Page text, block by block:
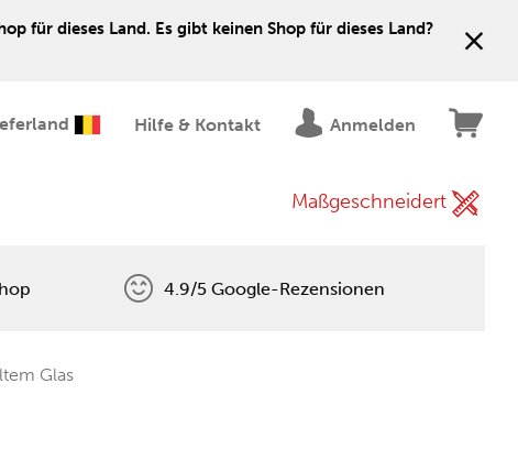
für dieses Land. Es gibt keinen Shop für dieses Land?
Hilfe & Kontakt Anmelden
Maßgeschneidert
4.9/5 Google-Rezensionen
Glas